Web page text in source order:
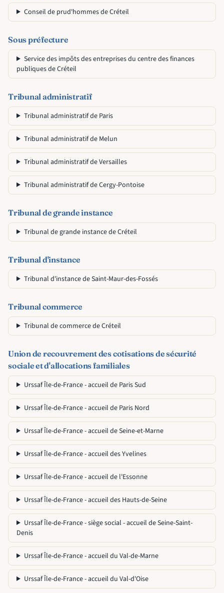
Conseil de prud'hommes de Créteil
Sous préfecture
Service des impôts des entreprises du centre des finances
publiques de Créteil
Tribunal administratif
Tribunal administratif de Paris
Tribunal administratif de Melun
Tribunal administratif de Versailles
Tribunal administratif de Cergy-Pontoise
Tribunal de grande instance
Tribunal de grande instance de Créteil
Tribunal d'instance
Tribunal d'instance de Saint-Maur-des-Fossés
Tribunal commerce
Tribunal de commerce de Créteil
Union de recouvrement des cotisations de sécurité
sociale et d'allocations familiales
Urssaf Île-de-France - accueil de Paris Sud
Urssaf Île-de-France - accueil de Paris Nord
Urssaf Île-de-France - accueil de Seine-et-Marne
Urssaf Île-de-France - accueil des Yvelines
Urssaf Île-de-France - accueil de l'Essonne
Urssaf Île-de-France - accueil des Hauts-de-Seine
Urssaf Île-de-France - siège social - accueil de Seine-Saint-
Denis
Urssaf Île-de-France - accueil du Val-de-Marne
Urssaf Île-de-France - accueil du Val-d'Oise